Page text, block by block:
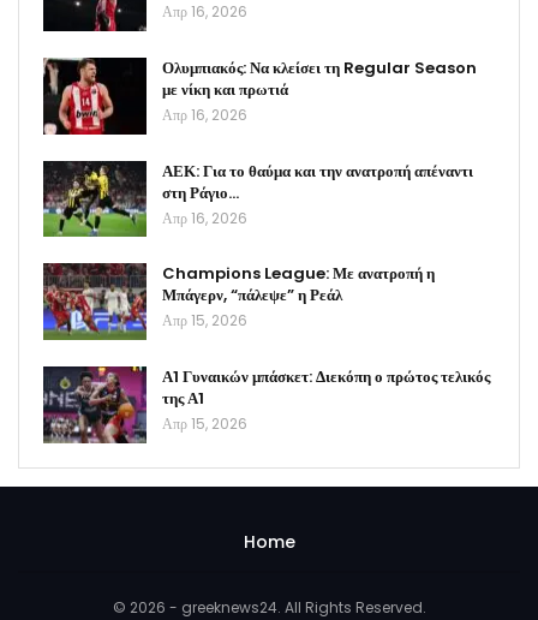
Απρ 16, 2026
Ολυμπιακός: Να κλείσει τη Regular Season
με νίκη και πρωτιά
Απρ 16, 2026
ΑΕΚ: Για το θαύμα και την ανατροπή απέναντι
στη Ράγιο…
Απρ 16, 2026
Champions League: Με ανατροπή η
Μπάγερν, “πάλεψε” η Ρεάλ
Απρ 15, 2026
Α1 Γυναικών μπάσκετ: Διεκόπη ο πρώτος τελικός
της Α1
Απρ 15, 2026
Home
© 2026 - greeknews24. All Rights Reserved.